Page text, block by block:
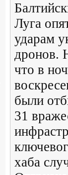
Луга
ударам
дронов.
что в
были
31
хаба